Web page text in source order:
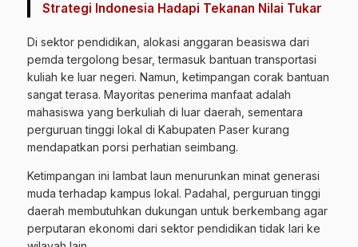
Strategi Indonesia Hadapi Tekanan Nilai Tukar
Di sektor pendidikan, alokasi anggaran beasiswa dari
pemda tergolong besar, termasuk bantuan transportasi
kuliah ke luar negeri. Namun, ketimpangan corak bantuan
sangat terasa. Mayoritas penerima manfaat adalah
mahasiswa yang berkuliah di luar daerah, sementara
perguruan tinggi lokal di Kabupaten Paser kurang
mendapatkan porsi perhatian seimbang.
Ketimpangan ini lambat laun menurunkan minat generasi
muda terhadap kampus lokal. Padahal, perguruan tinggi
daerah membutuhkan dukungan untuk berkembang agar
perputaran ekonomi dari sektor pendidikan tidak lari ke